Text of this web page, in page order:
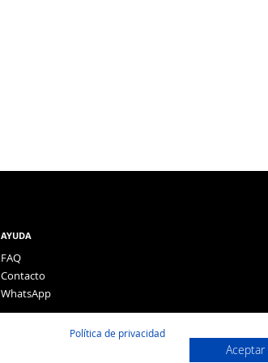
AYUDA
FAQ
Contacto
WhatsApp
Política de privacidad